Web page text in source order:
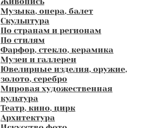
Музыка, опера, балет
Скульптура
По странам и регионам
По стилям
Фарфор, стекло, керамика
Музеи и галлереи
Ювелирные изделия, оружие,
золото, серебро
Мировая художественная
культура
Театр, кино, цирк
Архитектура